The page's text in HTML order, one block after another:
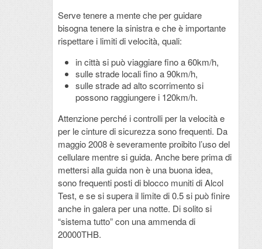
Serve tenere a mente che per guidare
bisogna tenere la sinistra e che è importante
rispettare i limiti di velocità, quali:
in città si può viaggiare fino a 60km/h,
sulle strade locali fino a 90km/h,
sulle strade ad alto scorrimento si
possono raggiungere i 120km/h.
Attenzione perché i controlli per la velocità e
per le cinture di sicurezza sono frequenti. Da
maggio 2008 è severamente proibito l’uso del
cellulare mentre si guida. Anche bere prima di
mettersi alla guida non è una buona idea,
sono frequenti posti di blocco muniti di Alcol
Test, e se si supera il limite di 0.5 si può finire
anche in galera per una notte. Di solito si
“sistema tutto” con una ammenda di
20000THB.